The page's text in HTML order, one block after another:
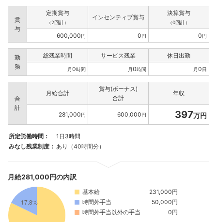
賞
与
定期賞与
（2回計）
インセンティブ賞与
決算賞与
（0回計）
600,000円 0円 0円
勤
務
総残業時間 サービス残業 休日出勤
月0時間 月0時間 月0日
合
計
月給合計
賞与(ボーナス)
合計
年収
281,000円 600,000円 397万円
所定労働時間：
1日3時間
みなし残業制度： あり（40時間分）
月給281,000円の内訳
基本給
231,000円
時間外手当
50,000円
時間外手当以外の手当
0円